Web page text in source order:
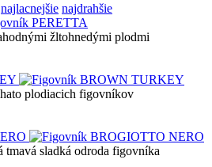
najlacnejšie najdrahšie
žltohnedými plodmi
plodiacich figovníkov
tmavá sladká odroda figovníka